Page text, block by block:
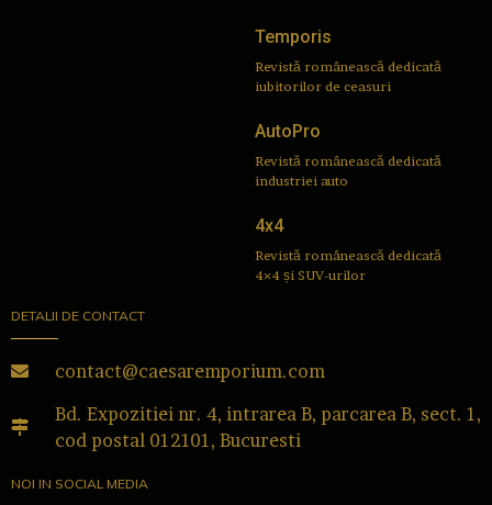
Temporis
Revistă românească dedicată
iubitorilor de ceasuri
AutoPro
Revistă românească dedicată
industriei auto
4x4
Revistă românească dedicată
4×4 și SUV-urilor
DETALII DE CONTACT
contact@caesaremporium.com
Bd. Expozitiei nr. 4, intrarea B, parcarea B, sect. 1,
cod postal 012101, Bucuresti
NOI IN SOCIAL MEDIA